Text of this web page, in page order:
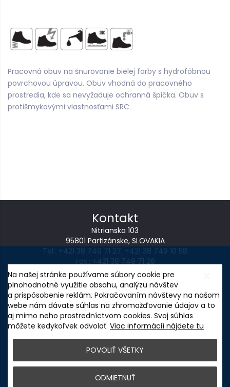
Pracovná obuv na šnurovanie bielej farby s hydrofóbnou
povrchovou úpravou. Obuv vhodná do pracovného
prostredia, kde sa nevyžaduje ochranná špička. Obuv s
protišmykovými vlastnosťami SRC.
Kontakt
Nitrianska 103
95801 Partizánske, SLOVAKIA
Tel.:
+421 38 749 71 27, +421 38 749 10 58
Fax.: +421 38 749 71 26
E-mail:wintoperk@wintoperk.sk
NASTAVENIE COOKIES
Ochrana osobných údajov
Na našej stránke používame súbory cookie pre
plnohodnotné využitie obsahu, analýzu návštev
a prispôsobenie reklám. Pokračovaním návštevy na našom
webe nám dávate súhlas na zhromažďovanie údajov a to
aj mimo neho prostredníctvom cookies. Svoj súhlas
môžete kedykoľvek odvolať. Viac informácií nájdete tu
POVOLIŤ VŠETKY
ODMIETNUŤ